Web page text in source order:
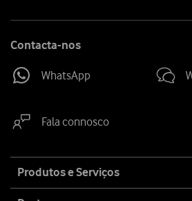
Contacta-nos
WhatsApp
Fala connosco
map
Produtos e Serviços